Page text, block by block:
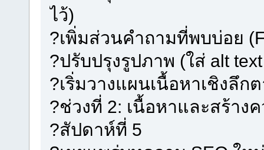
ไว้)
?เพิ่มส่วนคำถามที่พบบ่อย
?ปรับปรุงรูปภาพ (ใส่ alt
?เริ่มวางแผนเนื้อหาเชิงลึก
?ช่วงที่ 2: เนื้อหาและสร้าง
?สัปดาห์ที่ 5